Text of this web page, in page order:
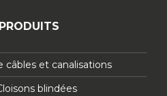
câbles et canalisations
blindées